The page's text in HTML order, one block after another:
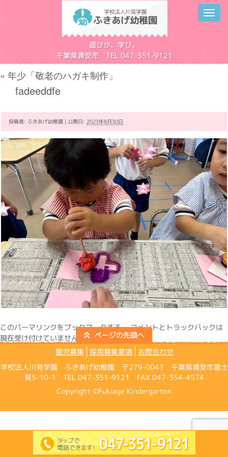
遊びが、学び。
千葉県浦安市 TEL 047-351-9121
« 年少「敬老のハガキ制作」
fadeeddfe
投稿者: ふきあげ幼稚園 | 公開日: 2023年8月30日
このパーマリンクをブックマークする。 コメントとトラックバックは
現在受け付けていません。
園児募集
採用募集要項
お問合わせ
学校法人川見学園 ふきあげ幼稚園 〒279-0043 千葉県浦安市富士
見5-10-1 TEL 047-351-9121 FAX 047-354-4574
Copyright ©Fukiage Kindergarten